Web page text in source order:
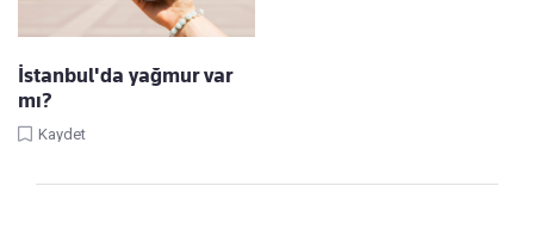
İstanbul'da yağmur var
mı?
Kaydet